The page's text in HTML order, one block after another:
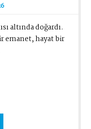
altında doğardı.
emanet, hayat bir